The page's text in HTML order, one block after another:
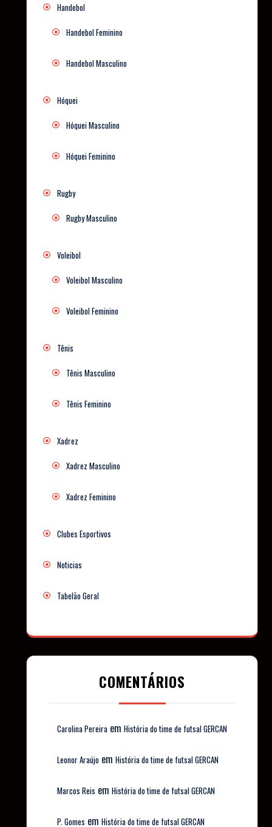
Handebol
Handebol Feminino
Handebol Masculino
Hóquei
Hóquei Masculino
Hóquei Feminino
Rugby
Rugby Masculino
Voleibol
Voleibol Masculino
Voleibol Feminino
Tênis
Tênis Masculino
Tênis Feminino
Xadrez
Xadrez Masculino
Xadrez Feminino
Clubes Esportivos
Noticias
Tabelão Geral
COMENTÁRIOS
Carolina Pereira em História do time de futsal GERCAN
Leonor Araújo em História do time de futsal GERCAN
Marcos Reis em História do time de futsal GERCAN
P. Gomes em História do time de futsal GERCAN